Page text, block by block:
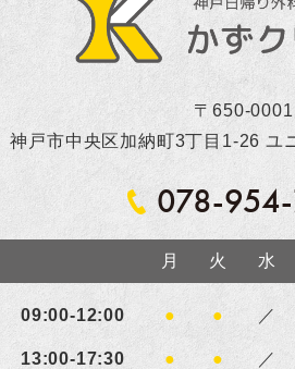
〒650-0001
神戸市中央区加納町3丁目1-26 ユ
078-
月 火 水
09:00-12:00 ● ● ／
13:00-17:30 ● ● ／